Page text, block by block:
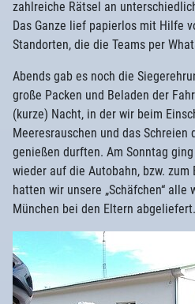
zahlreiche Rätsel an
Das Ganze lief papierlos mit Hilfe
Standorten, die die Teams per
Abends gab es noch die
große Packen und Beladen der
(kurze) Nacht, in der wir beim
Meeresrauschen und das Schreien
genießen durften. Am Sonntag
wieder auf die Autobahn, bzw. zum
hatten wir unsere „Schäfchen“
München bei den Eltern abgeliefert.